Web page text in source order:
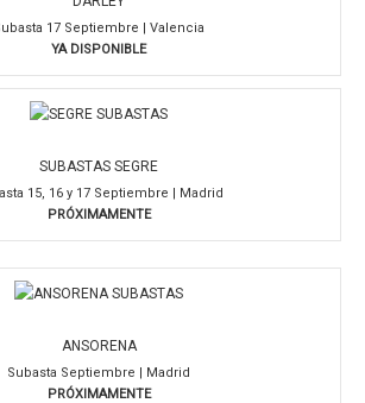
17 Septiembre | Valencia
YA DISPONIBLE
SUBASTAS SEGRE
15, 16 y 17 Septiembre | Madrid
PRÓXIMAMENTE
ANSORENA
Subasta Septiembre | Madrid
PRÓXIMAMENTE